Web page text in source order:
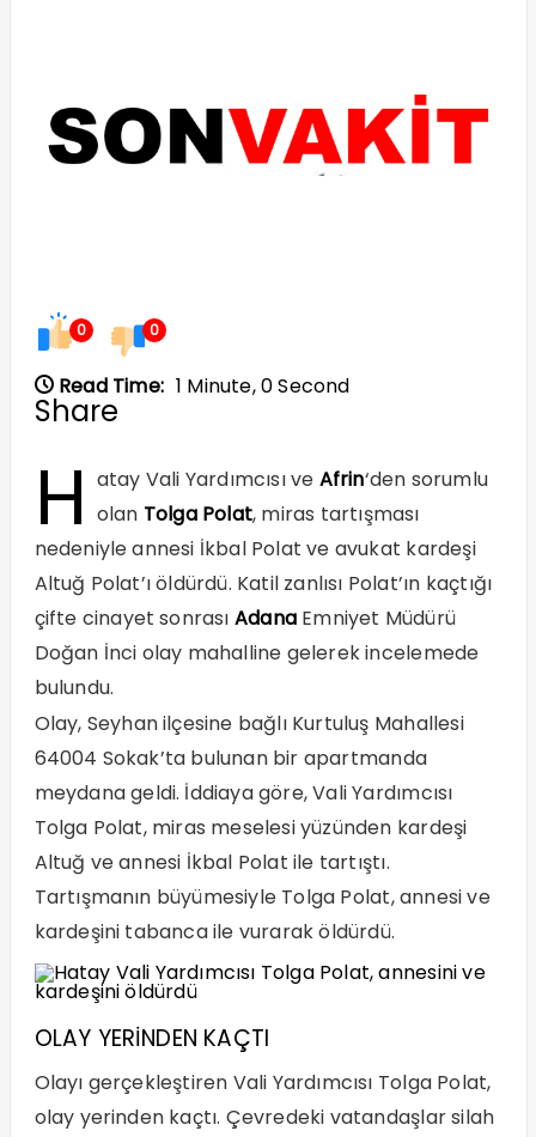
0 0
Read Time: 1 Minute, 0 Second
Share
H atay Vali Yardımcısı ve Afrin‘den sorumlu
olan Tolga Polat, miras tartışması
nedeniyle annesi İkbal Polat ve avukat kardeşi
Altuğ Polat’ı öldürdü. Katil zanlısı Polat’ın kaçtığı
çifte cinayet sonrası AdanaEmniyet Müdürü
Doğan İnci olay mahalline gelerek incelemede
bulundu.
Olay, Seyhan ilçesine bağlı Kurtuluş Mahallesi
64004 Sokak’ta bulunan bir apartmanda
meydana geldi. İddiaya göre, Vali Yardımcısı
Tolga Polat, miras meselesi yüzünden kardeşi
Altuğ ve annesi İkbal Polat ile tartıştı.
Tartışmanın büyümesiyle Tolga Polat, annesi ve
kardeşini tabanca ile vurarak öldürdü.
OLAY YERİNDEN KAÇTI
Olayı gerçekleştiren Vali Yardımcısı Tolga Polat,
olay yerinden kaçtı. Çevredeki vatandaşlar silah